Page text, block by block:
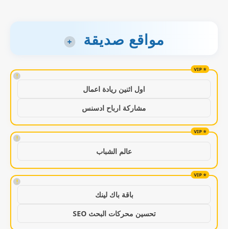
مواقع صديقة +
!
اول اثنين ريادة اعمال
مشاركة ارباح ادسنس
!
عالم الشباب
!
باقة باك لينك
تحسين محركات البحث SEO